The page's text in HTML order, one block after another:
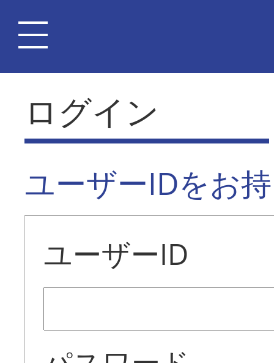
ログイン
ユーザーIDをお
ユーザーID